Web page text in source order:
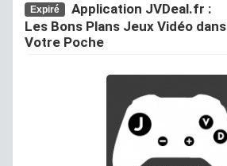
Expiré
Application JVDeal.fr :
Les Bons Plans Jeux Vidéo dans
Votre Poche